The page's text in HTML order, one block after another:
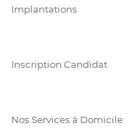
Implantations
Inscription Candidat
Nos Services à Domicile